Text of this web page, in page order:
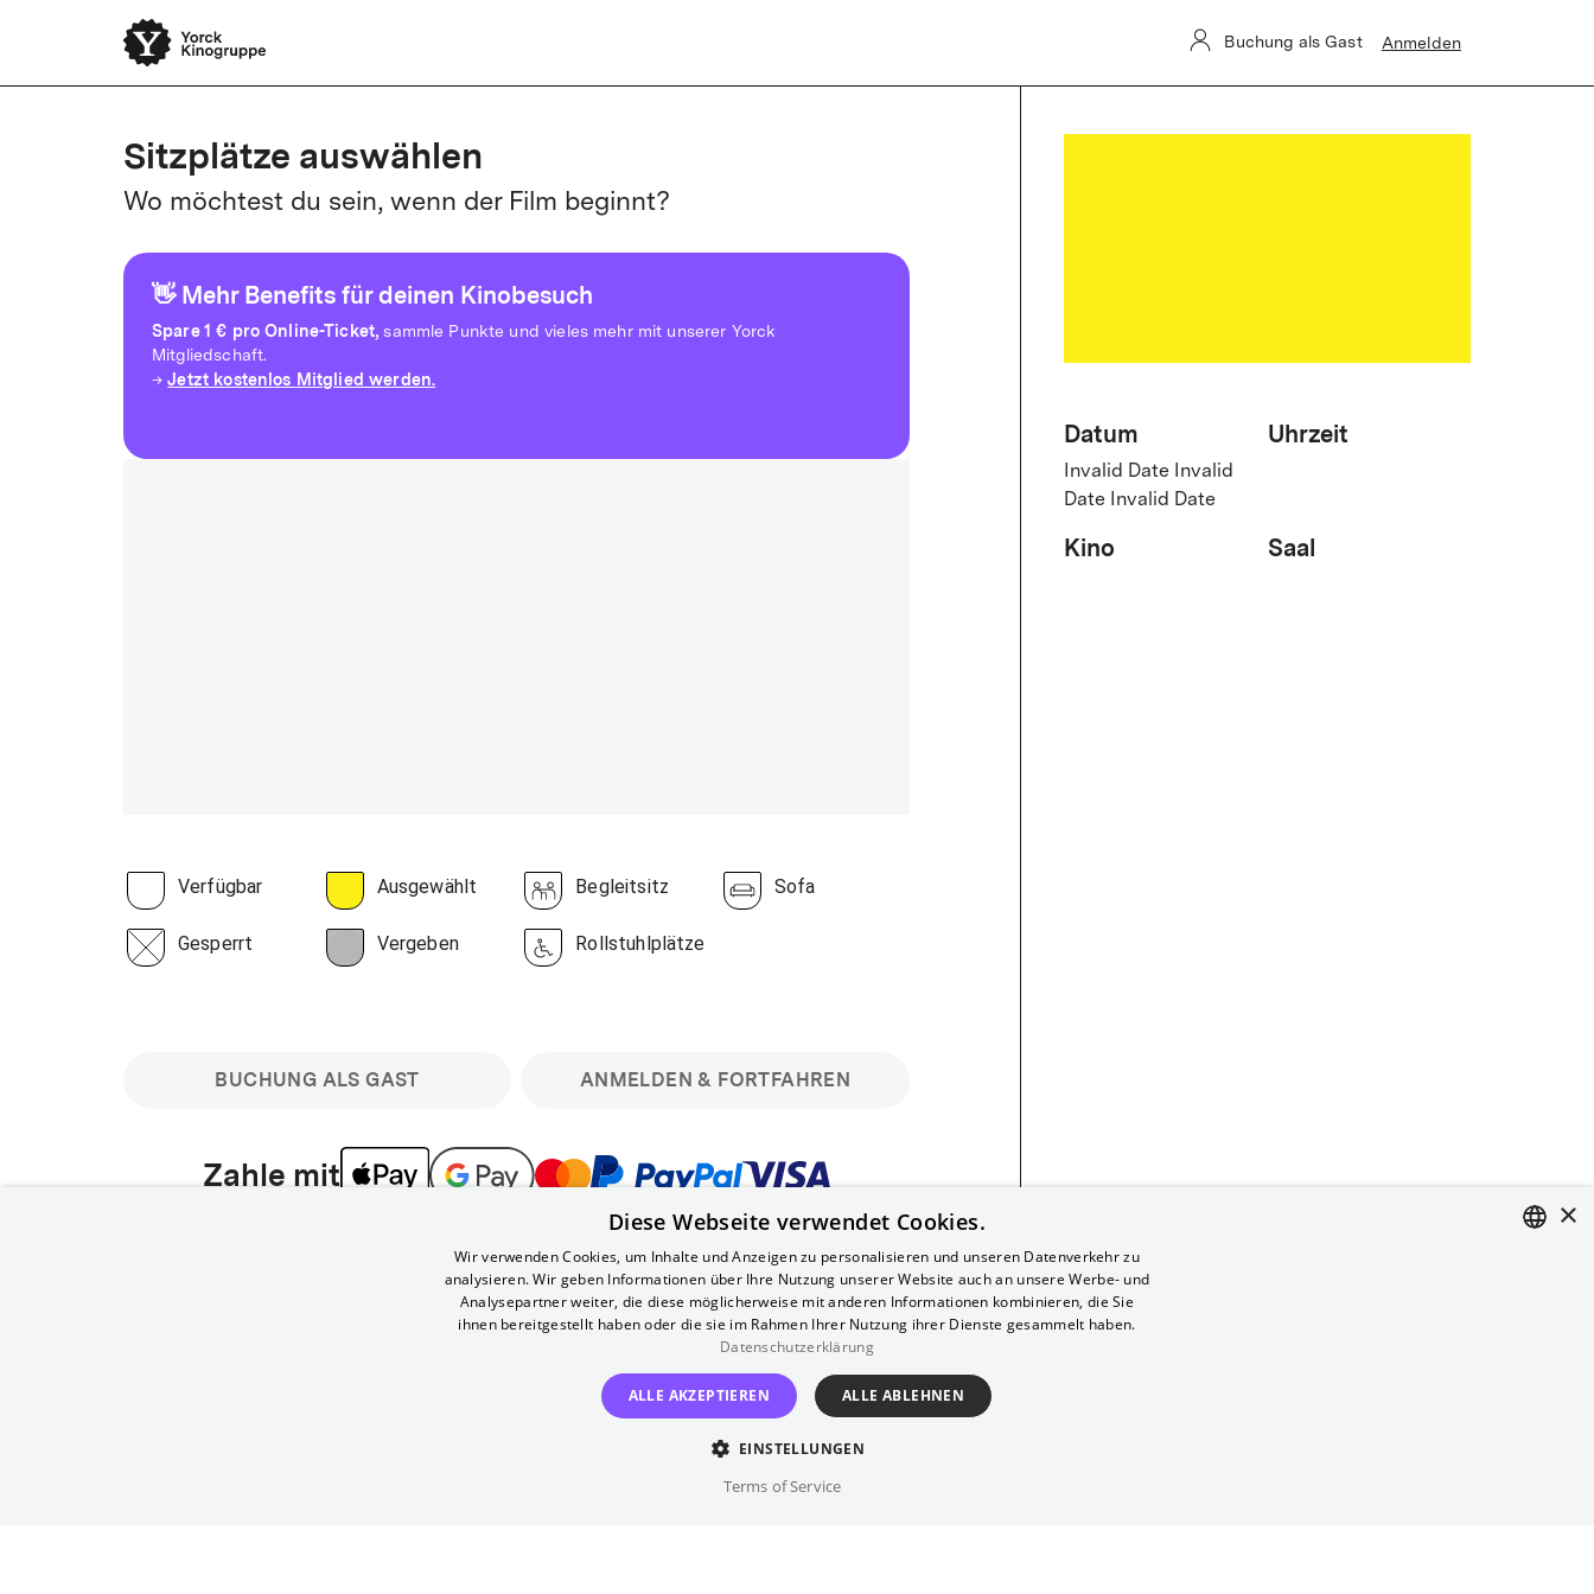
Buchung als Gast Anmelden
Sitzplätze auswählen
Wo möchtest du sein, wenn der Film beginnt?
👋 Mehr Benefits für deinen Kinobesuch
Spare1 € pro Online-Ticket, sammle Punkte und vieles mehr mit unserer Yorck
Mitgliedschaft.
→Jetzt kostenlos Mitglied werden.
Verfügbar Ausgewählt Begleitsitz Sofa
Gesperrt Vergeben Rollstuhlplätze
BUCHUNG ALS GAST ANMELDEN & FORTFAHREN
Zahle mit
Bitte beachte: Gastbuchungen sind nicht stornierbar. Registriere dich kostenlos für bis zu 90
min vor Filmbeginn stornierbare Tickets für reguläre Vorstellungen. Unlimited-Mitglied?
Melde dich an, um deine Benefits nutzen zu können.
Nur sofern du die Buchung angemeldet mit einem kostenlosen Yorck-Mitgliedskonto
Datum
Invalid Date Invalid
Date Invalid Date
Uhrzeit
Kino Saal
×
Diese Webseite verwendet Cookies.
Wir verwenden Cookies, um Inhalte und Anzeigen zu personalisieren und unseren Datenverkehr zu
analysieren. Wir geben Informationen über Ihre Nutzung unserer Website auch an unsere Werbe- und
Analysepartner weiter, die diese möglicherweise mit anderen Informationen kombinieren, die Sie
ihnen bereitgestellt haben oder die sie im Rahmen Ihrer Nutzung ihrer Dienste gesammelt haben.
Datenschutzerklärung
ALLE AKZEPTIEREN ALLE ABLEHNEN
EINSTELLUNGEN
Terms of Service